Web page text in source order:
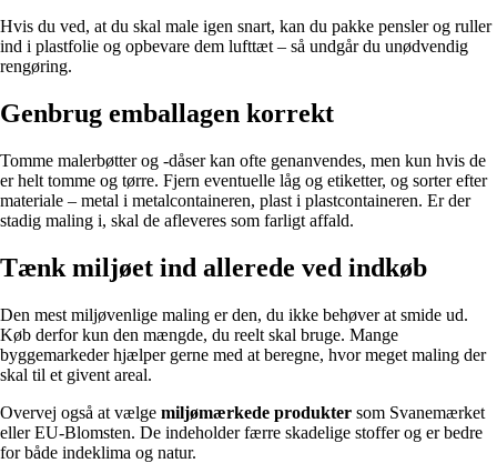
Hvis du ved, at du skal male igen snart, kan du pakke pensler og ruller
ind i plastfolie og opbevare dem lufttæt – så undgår du unødvendig
rengøring.
Genbrug emballagen korrekt
Tomme malerbøtter og -dåser kan ofte genanvendes, men kun hvis de
er helt tomme og tørre. Fjern eventuelle låg og etiketter, og sorter efter
materiale – metal i metalcontaineren, plast i plastcontaineren. Er der
stadig maling i, skal de afleveres som farligt affald.
Tænk miljøet ind allerede ved indkøb
Den mest miljøvenlige maling er den, du ikke behøver at smide ud.
Køb derfor kun den mængde, du reelt skal bruge. Mange
byggemarkeder hjælper gerne med at beregne, hvor meget maling der
skal til et givent areal.
Overvej også at vælge miljømærkede produkter som Svanemærket
eller EU-Blomsten. De indeholder færre skadelige stoffer og er bedre
for både indeklima og natur.